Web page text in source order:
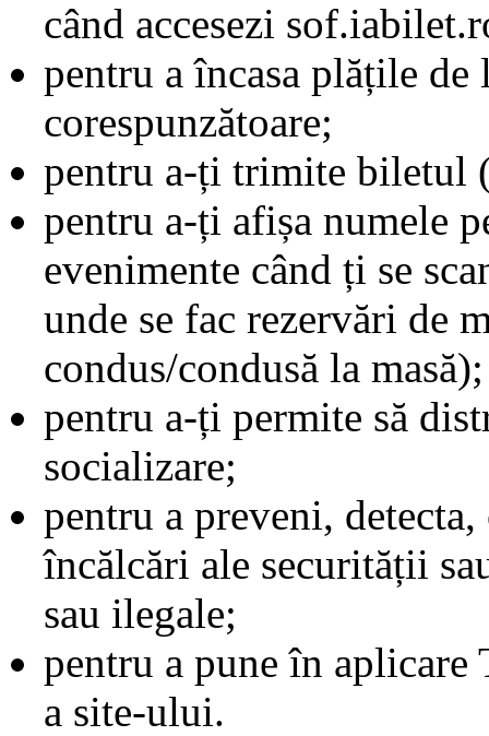
când accesezi
pentru a încasa plățile
corespunzătoare;
pentru a-ți trimite biletul
pentru a-ți afișa numele
evenimente când ți se
unde se fac rezervări de
condus/condusă la masă);
pentru a-ți permite să
socializare;
pentru a preveni,
încălcări ale securității
sau ilegale;
pentru a pune în
a site-ului.